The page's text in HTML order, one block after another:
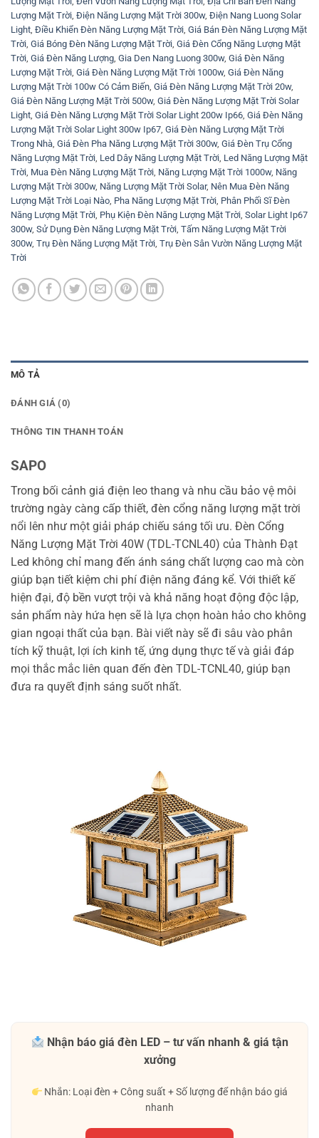
Lượng Mặt Trời Điện Năng Lượng Mặt Trời 300w, Điện Nang Luong Solar
Light Điều Khiển Đèn Năng Lượng Mặt Trời Giá Bán Đèn Năng Lượng Mặt
Trời Giá Bóng Đèn Năng Lượng Mặt Trời Giá Đèn Cổng Năng Lượng Mặt
Trời Giá Đèn Năng Lượng Gia Den Nang Luong 300w, Giá Đèn Năng
Lượng Mặt Trời Giá Đèn Năng Lượng Mặt Trời 1000w, Giá Đèn Năng
Lượng Mặt Trời 100w Có Cảm Biến Giá Đèn Năng Lượng Mặt Trời 20w,
Giá Đèn Năng Lượng Mặt Trời 500w, Giá Đèn Năng Lượng Mặt Trời Solar
Light Giá Đèn Năng Lượng Mặt Trời Solar Light 200w Ip66 Giá Đèn Năng
Lượng Mặt Trời Solar Light 300w Ip67 Giá Đèn Năng Lượng Mặt Trời
Trong Nhà Giá Đèn Pha Năng Lượng Mặt Trời 300w, Giá Đèn Trụ Cổng
Năng Lượng Mặt Trời Led Dây Năng Lượng Mặt Trời Led Năng Lượng Mặt
Trời Mua Đèn Năng Lượng Mặt Trời Năng Lượng Mặt Trời 1000w, Năng
Lượng Mặt Trời 300w, Năng Lượng Mặt Trời Solar, Nên Mua Đèn Năng
Lượng Mặt Trời Loại Nào Pha Năng Lượng Mặt Trời Phân Phối Sĩ Đèn
Năng Lượng Mặt Trời Phụ Kiện Đèn Năng Lượng Mặt Trời Solar Light Ip67
300w, Sử Dụng Đèn Năng Lượng Mặt Trời Tấm Năng Lượng Mặt Trời
300w, Trụ Đèn Năng Lượng Mặt Trời Trụ Đèn Sân Vườn Năng Lượng Mặt
Trời
MÔ TẢ
ĐÁNH GIÁ (0)
THÔNG TIN THANH TOÁN
SAPO
Trong bối cảnh giá điện leo thang và nhu cầu bảo vệ môi
trường ngày càng cấp thiết, đèn cổng năng lượng mặt trời
nổi lên như một giải pháp chiếu sáng tối ưu. Đèn Cổng
Năng Lượng Mặt Trời 40W (TDL-TCNL40) của Thành Đạt
Led không chỉ mang đến ánh sáng chất lượng cao mà còn
giúp bạn tiết kiệm chi phí điện năng đáng kể. Với thiết kế
hiện đại, độ bền vượt trội và khả năng hoạt động độc lập,
sản phẩm này hứa hẹn sẽ là lựa chọn hoàn hảo cho không
gian ngoại thất của bạn. Bài viết này sẽ đi sâu vào phân
tích kỹ thuật, lợi ích kinh tế, ứng dụng thực tế và giải đáp
mọi thắc mắc liên quan đến đèn TDL-TCNL40, giúp bạn
đưa ra quyết định sáng suốt nhất.
Nhận báo giá đèn LED – tư vấn nhanh & giá tận
xưởng
Nhắn: Loại đèn + Công suất + Số lượng để nhận báo giá
nhanh